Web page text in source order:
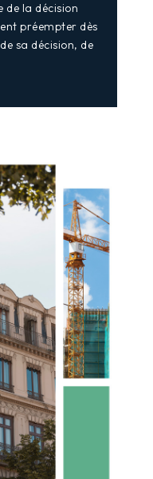
de la décision
préempter dès
sa décision, de